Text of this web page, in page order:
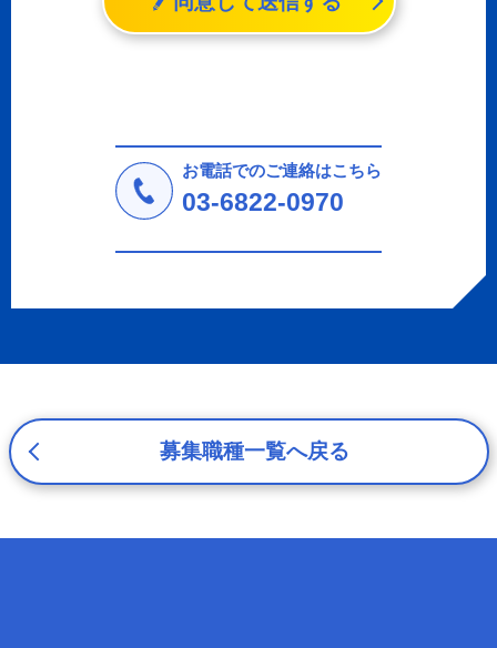
情報（個人識別情報）を指します。
a.応募者等からのお問い合わせに対応・管理するため
b.本ウェブサイトにおけるサービスの提供・運用のため
3. プライバシー尊重
4. 法令等の遵守
応募者等の個人情報の取得、利用その他一切の取り扱いに
令、及び本プライバシーポリシーを遵守します。
お電話でのご連絡はこちら
03-6822-0970
募集職種一覧へ戻る